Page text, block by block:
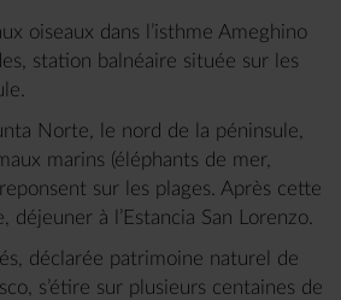
oiseaux dans l’isthme Ameghino
station balnéaire située sur les
Norte, le nord de la péninsule,
marins (éléphants de mer,
sur les plages. Après cette
à l’Estancia San Lorenzo.
déclarée patrimoine naturel de
s’étire sur plusieurs centaines de